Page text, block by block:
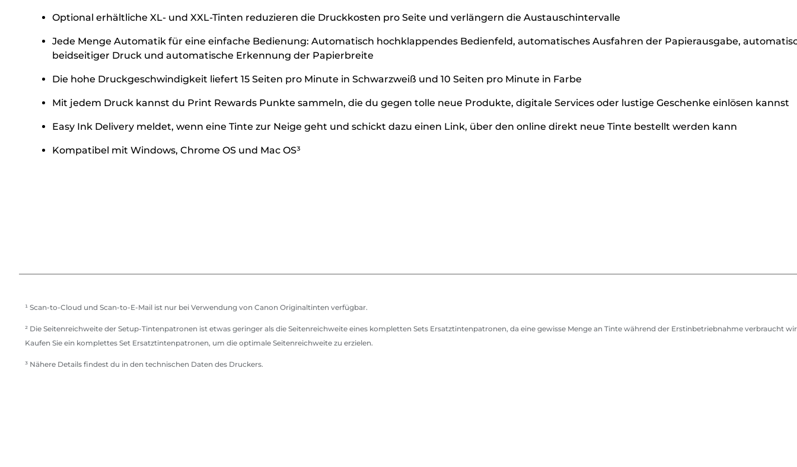
Optional erhältliche XL- und XXL-Tinten reduzieren die Druckkosten pro Seite und verlängern die Austauschintervalle
Jede Menge Automatik für eine einfache Bedienung: Automatisch hochklappendes Bedienfeld, automatisches Ausfahren der Papierausgabe,
beidseitiger Druck und automatische Erkennung der Papierbreite
Die hohe Druckgeschwindigkeit liefert 15 Seiten pro Minute in Schwarzweiß und 10 Seiten pro Minute in Farbe
Mit jedem Druck kannst du Print Rewards Punkte sammeln, die du gegen tolle neue Produkte, digitale Services oder lustige Geschenke einlösen kannst
Easy Ink Delivery meldet, wenn eine Tinte zur Neige geht und schickt dazu einen Link, über den online direkt neue Tinte bestellt werden kann
Kompatibel mit Windows, Chrome OS und Mac OS³
¹ Scan-to-Cloud und Scan-to-E-Mail ist nur bei Verwendung von Canon Originaltinten verfügbar.
² Die Seitenreichweite der Setup-Tintenpatronen ist etwas geringer als die Seitenreichweite eines kompletten Sets Ersatztintenpatronen, da eine gewisse Menge an Tinte während der Erstinbetriebnahme verbraucht
Kaufen Sie ein komplettes Set Ersatztintenpatronen, um die optimale Seitenreichweite zu erzielen.
³ Nähere Details findest du in den technischen Daten des Druckers.